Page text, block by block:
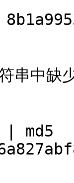
串中缺
md5